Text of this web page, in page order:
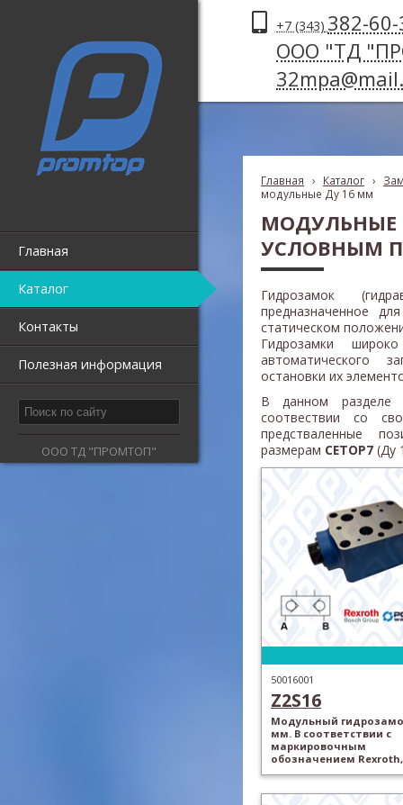
Главная
Каталог
Контакты
Полезная информация
ООО ТД "ПРОМТОП"
+7 (343) 382-
ООО "ТД
Главная › Каталог ›
модульные Ду 16 мм
МОДУЛЬНЫЕ
УСЛОВНЫМ
Гидрозамок
предназначенное
статическом
Гидрозамки
автоматического
остановки их
В данном разделе
соотвествии со
предстваленные
размерам CETOP7 (Ду
50016001
Z2S16
Модульный
мм. В соответствии с
маркировочным
обозначением